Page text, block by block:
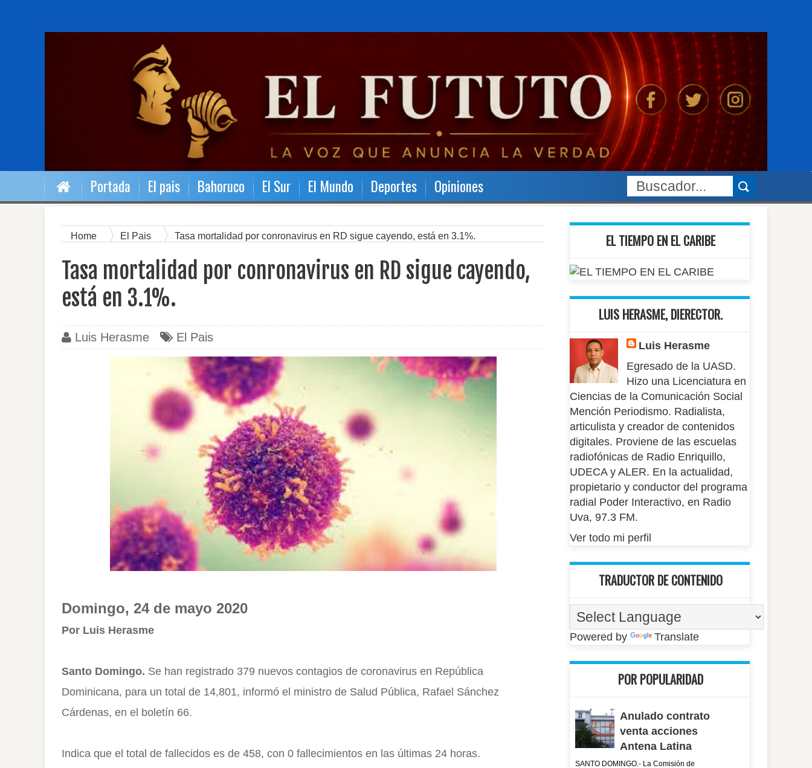
Portada El pais Bahoruco El Sur El Mundo Deportes Opiniones
Home El Pais Tasa mortalidad por conronavirus en RD sigue cayendo, está en 3.1%.
Tasa mortalidad por conronavirus en RD sigue cayendo,
está en 3.1%.
Luis Herasme El Pais
Domingo, 24 de mayo 2020
Por Luis Herasme
Santo Domingo. Se han registrado 379 nuevos contagios de coronavirus en República
Dominicana, para un total de 14,801, informó el ministro de Salud Pública, Rafael Sánchez
Cárdenas, en el boletín 66.
Indica que el total de fallecidos es de 458, con 0 fallecimientos en las últimas 24 horas.
EL TIEMPO EN EL CARIBE
LUIS HERASME, DIERECTOR.
Luis Herasme
Egresado de la UASD.
Hizo una Licenciatura en
Ciencias de la Comunicación Social
Mención Periodismo. Radialista,
articulista y creador de contenidos
digitales. Proviene de las escuelas
radiofónicas de Radio Enriquillo,
UDECA y ALER. En la actualidad,
propietario y conductor del programa
radial Poder Interactivo, en Radio
Uva, 97.3 FM.
Ver todo mi perfil
TRADUCTOR DE CONTENIDO
Powered by Translate
POR POPULARIDAD
Anulado contrato
venta acciones
Antena Latina
SANTO DOMINGO.- La Comisión de